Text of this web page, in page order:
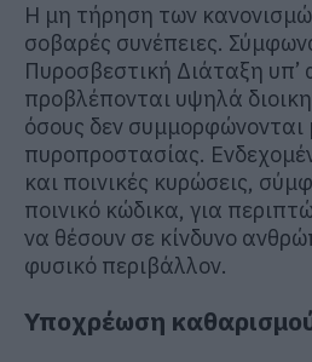
Η μη τήρηση των
σοβαρές συνέπειες.
Πυροσβεστική Διάταξη υπ’
προβλέπονται υψηλά
όσους δεν συμμορφώνονται
πυροπροστασίας.
και ποινικές κυρώσεις,
ποινικό κώδικα, για
να θέσουν σε κίνδυνο
φυσικό περιβάλλον.
Υποχρέωση